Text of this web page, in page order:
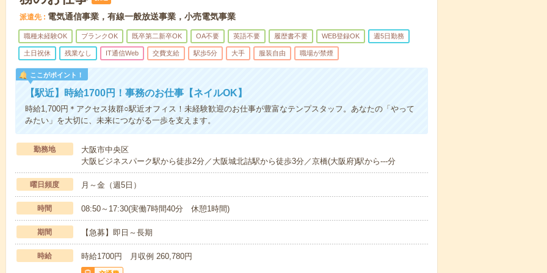
派遣先 電気通信事業，有線一般放送事業，小売電気事業
職種未経験OK ブランクOK 既卒第二新卒OK OA不要 英語不要 履歴書不要 WEB登録OK 週5日勤務
土日祝休 残業なし IT通信Web 交費支給 駅歩5分 大手 服装自由 職場が禁煙
ここがポイント！
【駅近】時給1700円！事務のお仕事【ネイルOK】
時給1,700円＊アクセス抜群○駅近オフィス！未経験歓迎のお仕事が豊富なテンプスタッフ。あなたの「やって
みたい」を大切に、未来につながる一歩を支えます。
勤務地
大阪市中央区
大阪ビジネスパーク駅から徒歩2分／大阪城北詰駅から徒歩3分／京橋(大阪府)駅から---分
曜日頻度 月～金（週5日）
時間 08:50～17:30(実働7時間40分 休憩1時間)
期間 【急募】即日～長期
時給 時給1700円 月収例 260,780円